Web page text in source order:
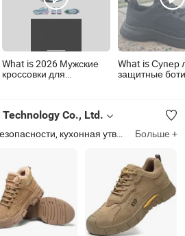
What is 2026 Мужские
кроссовки для
новая стильная
низким минимальным
What is Супер
защитные
Co., Ltd.
силикона пищевого качества, стальные носки, защитный жилет, защитный шлем, пароочиститель для обуви Больше +